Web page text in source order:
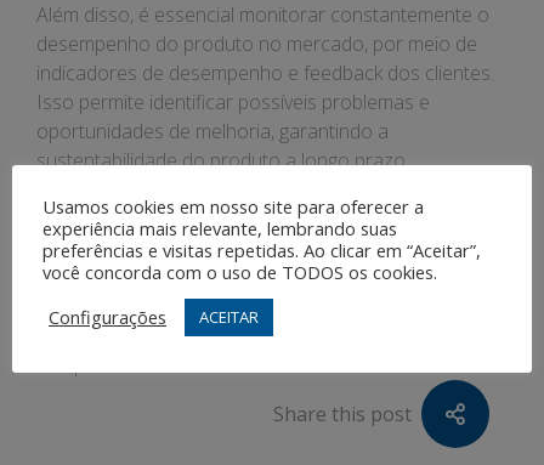
Além disso, é essencial monitorar constantemente o
desempenho do produto no mercado, por meio de
indicadores de desempenho e feedback dos clientes.
Isso permite identificar possíveis problemas e
oportunidades de melhoria, garantindo a
sustentabilidade do produto a longo prazo.
Em resumo, o diagnóstico de desenvolvimento de
produto é uma ferramenta poderosa para avaliar os
ciclos de vida em PMEs. Ao analisar detalhadamente o
produto em todas as suas fases, é possível identificar
oportunidades de melhoria e garantir a sua
Share this post
Usamos cookies em nosso site para oferecer a
experiência mais relevante, lembrando suas
preferências e visitas repetidas. Ao clicar em “Aceitar”,
você concorda com o uso de TODOS os cookies.
Configurações
ACEITAR